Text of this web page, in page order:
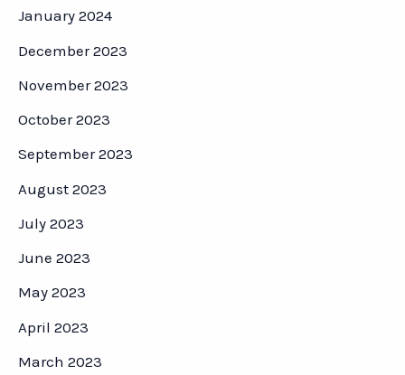
January 2024
December 2023
November 2023
October 2023
September 2023
August 2023
July 2023
June 2023
May 2023
April 2023
March 2023